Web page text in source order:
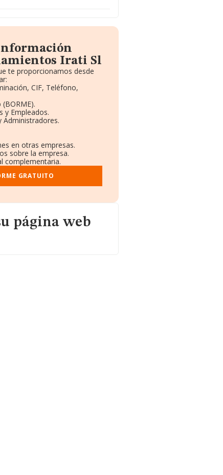
Irati Sl
te proporcionamos desde
CIF, Teléfono,
y Empleados.
Administradores.
en otras empresas.
sobre la empresa.
complementaria.
GRATUITO
página web